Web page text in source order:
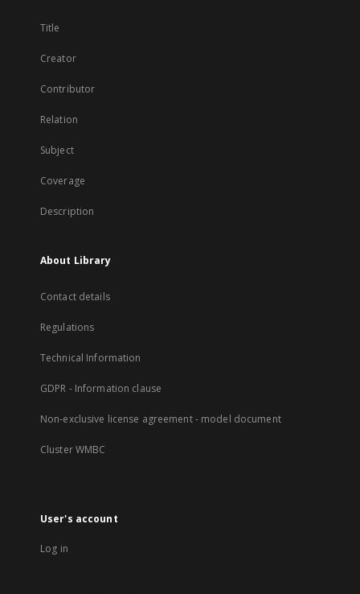
Title
Creator
Contributor
Relation
Subject
Coverage
Description
About Library
Contact details
Regulations
Technical Information
GDPR - Information clause
Non-exclusive license agreement - model document
Cluster WMBC
User's account
Log in